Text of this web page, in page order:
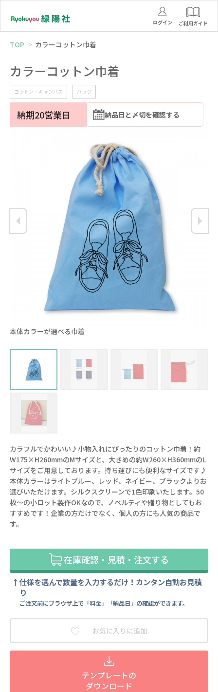
ログイン ご利用ガイド
TOP カラーコットン巾着
カラーコットン巾着
コットン・キャンバス バッグ
納期20営業日 納品日と〆切を確認する
本体カラーが選べる巾着
カラフルでかわいい♪小物入れにぴったりのコットン巾着！約
W175×H260mmのMサイズと、大きめの約W260×H360mmのL
サイズをご用意しております。持ち運びにも便利なサイズです♪
本体カラーはライトブルー、レッド、ネイビー、ブラックよりお
選びいただけます。シルクスクリーンで1色印刷いたします。50
枚～の小ロット製作OKなので、ノベルティや贈り物としてもお
すすめです！企業の方だけでなく、個人の方にも人気の商品で
す。
在庫確認・見積・注文する
仕様を選んで数量を入力するだけ！カンタン自動お見積
り
ご注文前にブラウザ上で「料金」「納品日」の確認ができます。
お気に入りに追加
テンプレートの
ダウンロード